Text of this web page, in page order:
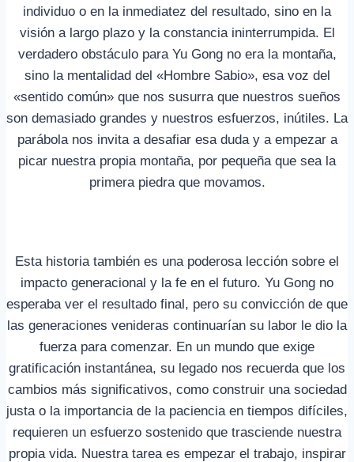
individuo o en la inmediatez del resultado, sino en la
visión a largo plazo y la constancia ininterrumpida. El
verdadero obstáculo para Yu Gong no era la montaña,
sino la mentalidad del «Hombre Sabio», esa voz del
«sentido común» que nos susurra que nuestros sueños
son demasiado grandes y nuestros esfuerzos, inútiles. La
parábola nos invita a desafiar esa duda y a empezar a
picar nuestra propia montaña, por pequeña que sea la
primera piedra que movamos.
Esta historia también es una poderosa lección sobre el
impacto generacional y la fe en el futuro. Yu Gong no
esperaba ver el resultado final, pero su convicción de que
las generaciones venideras continuarían su labor le dio la
fuerza para comenzar. En un mundo que exige
gratificación instantánea, su legado nos recuerda que los
cambios más significativos, como construir una sociedad
justa o la importancia de la paciencia en tiempos difíciles,
requieren un esfuerzo sostenido que trasciende nuestra
propia vida. Nuestra tarea es empezar el trabajo, inspirar